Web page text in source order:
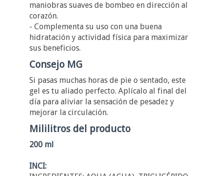
maniobras suaves de bombeo en dirección al
corazón.
- Complementa su uso con una buena
hidratación y actividad física para maximizar
sus beneficios.
Consejo MG
Si pasas muchas horas de pie o sentado, este
gel es tu aliado perfecto. Aplícalo al final del
día para aliviar la sensación de pesadez y
mejorar la circulación.
Mililitros del producto
200 ml
INCI: